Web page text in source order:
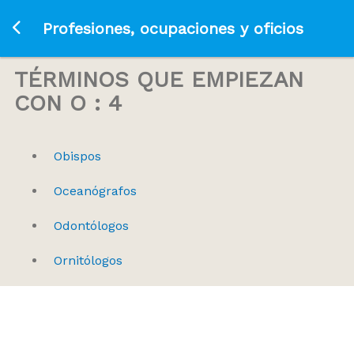
Ir a la página principal
Profesiones, ocupaciones y oficios
TÉRMINOS QUE EMPIEZAN
CON O : 4
Obispos
Oceanógrafos
Odontólogos
Ornitólogos